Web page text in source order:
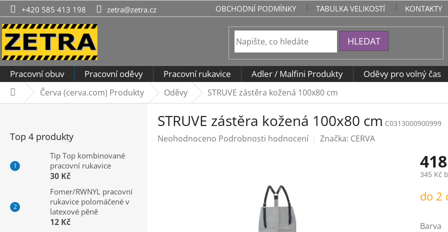
Přejít
na
obsah
+420 585 413 198 zetra@zetra.cz OBCHODNÍ PODMÍNKY TABULKA VELIKOSTÍ KONTAKTY
HLEDAT
Pracovní obuv Pracovní oděvy Pracovní rukavice Adler / Malfini Produkty Oděvy pro volný čas
DomůČerva (cerva.com) Produkty Oděvy STRUVE zástěra kožená 100x80 cm
Top 4 produkty
Tip Top kombinované
pracovní rukavice
30 Kč
Fomer/RWNYL pracovní
rukavice polomáčené v
latexové pěně
12 Kč
STRUVE zástěra kožená 100x80 cm C0313000900999
Průměrné
Neohodnoceno Podrobnosti hodnocení Značka: CERVA
345 Kč
cena:
do 2
Barva